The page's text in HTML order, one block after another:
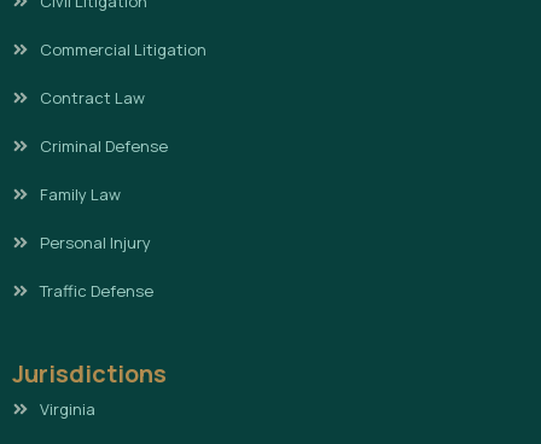
Commercial Litigation
Contract Law
Criminal Defense
Family Law
Personal Injury
Traffic Defense
Jurisdictions
Virginia